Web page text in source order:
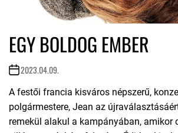
EGY BOLDOG EMBER
2023.04.09.
A festői francia kisváros népszerű,
polgármestere, Jean az
remekül alakul a kampányában, amikor